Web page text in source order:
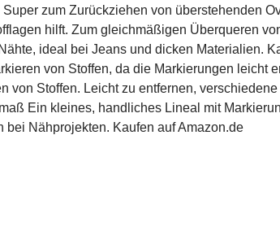
zum Zurückziehen von überstehenden
hilft. Zum gleichmäßigen Überqueren
ideal bei Jeans und dicken Materialien.
von Stoffen, da die Markierungen leicht
von Stoffen. Leicht zu entfernen,
Ein kleines, handliches Lineal mit
Nähprojekten. Kaufen auf Amazon.de